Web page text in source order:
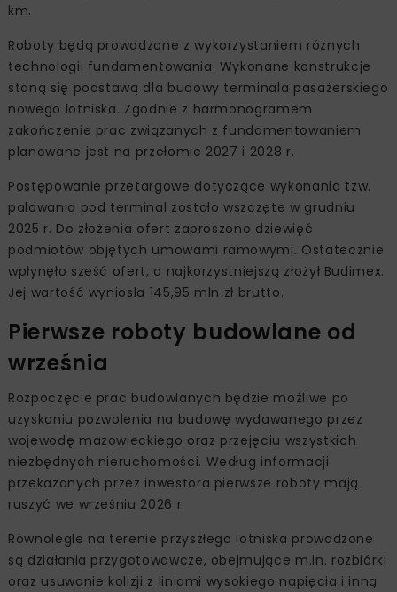
km.
Roboty będą prowadzone z wykorzystaniem różnych
technologii fundamentowania. Wykonane konstrukcje
staną się podstawą dla budowy terminala pasażerskiego
nowego lotniska. Zgodnie z harmonogramem
zakończenie prac związanych z fundamentowaniem
planowane jest na przełomie 2027 i 2028 r.
Postępowanie przetargowe dotyczące wykonania tzw.
palowania pod terminal zostało wszczęte w grudniu
2025 r. Do złożenia ofert zaproszono dziewięć
podmiotów objętych umowami ramowymi. Ostatecznie
wpłynęło sześć ofert, a najkorzystniejszą złożył Budimex.
Jej wartość wyniosła 145,95 mln zł brutto.
Pierwsze roboty budowlane od
września
Rozpoczęcie prac budowlanych będzie możliwe po
uzyskaniu pozwolenia na budowę wydawanego przez
wojewodę mazowieckiego oraz przejęciu wszystkich
niezbędnych nieruchomości. Według informacji
przekazanych przez inwestora pierwsze roboty mają
ruszyć we wrześniu 2026 r.
Równolegle na terenie przyszłego lotniska prowadzone
są działania przygotowawcze, obejmujące m.in. rozbiórki
oraz usuwanie kolizji z liniami wysokiego napięcia i inną